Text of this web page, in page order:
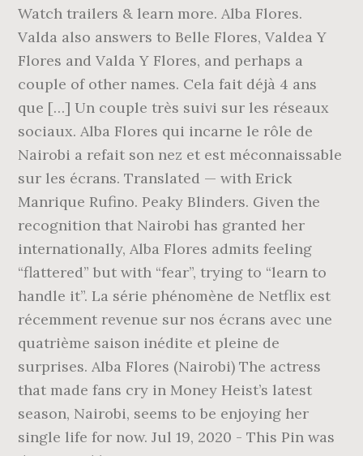
Watch trailers & learn more. Alba Flores.
Valda also answers to Belle Flores, Valdea Y
Flores and Valda Y Flores, and perhaps a
couple of other names. Cela fait déjà 4 ans
que […] Un couple très suivi sur les réseaux
sociaux. Alba Flores qui incarne le rôle de
Nairobi a refait son nez et est méconnaissable
sur les écrans. Translated — with Erick
Manrique Rufino. Peaky Blinders. Given the
recognition that Nairobi has granted her
internationally, Alba Flores admits feeling
“flattered” but with “fear”, trying to “learn to
handle it”. La série phénomène de Netflix est
récemment revenue sur nos écrans avec une
quatrième saison inédite et pleine de
surprises. Alba Flores (Nairobi) The actress
that made fans cry in Money Heist’s latest
season, Nairobi, seems to be enjoying her
single life for now. Jul 19, 2020 - This Pin was